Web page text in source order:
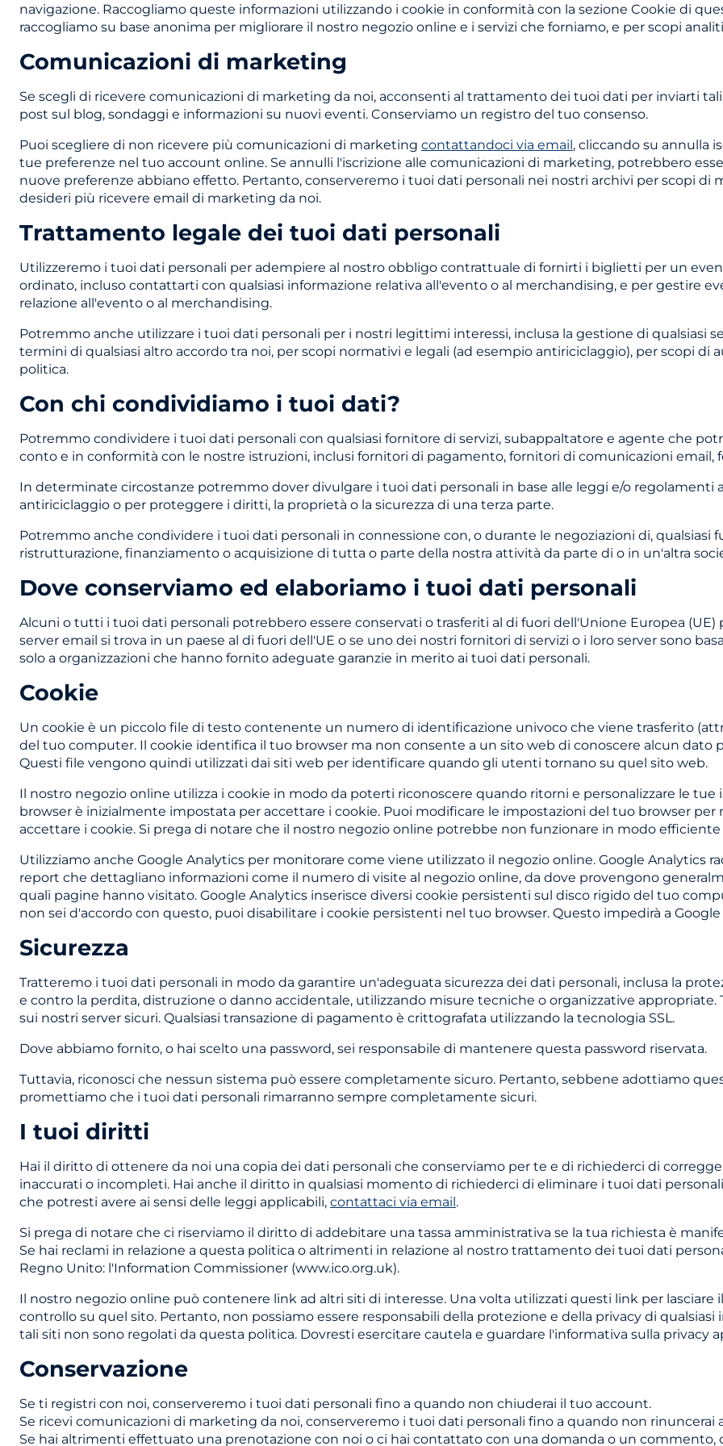
navigazione. Raccogliamo queste informazioni utilizzando i cookie in conformità con la sezione Cookie di
raccogliamo su base anonima per migliorare il nostro negozio online e i servizi che forniamo, e per scopi
Comunicazioni di marketing
Se scegli di ricevere comunicazioni di marketing da noi, acconsenti al trattamento dei tuoi dati per inviarti
post sul blog, sondaggi e informazioni su nuovi eventi. Conserviamo un registro del tuo consenso.
Puoi scegliere di non ricevere più comunicazioni di marketing contattandoci via email, cliccando su annulla
tue preferenze nel tuo account online. Se annulli l'iscrizione alle comunicazioni di marketing, potrebbero
nuove preferenze abbiano effetto. Pertanto, conserveremo i tuoi dati personali nei nostri archivi per scopi
desideri più ricevere email di marketing da noi.
Trattamento legale dei tuoi dati personali
Utilizzeremo i tuoi dati personali per adempiere al nostro obbligo contrattuale di fornirti i biglietti per un
ordinato, incluso contattarti con qualsiasi informazione relativa all'evento o al merchandising, e per gestire
relazione all'evento o al merchandising.
Potremmo anche utilizzare i tuoi dati personali per i nostri legittimi interessi, inclusa la gestione di qualsiasi
termini di qualsiasi altro accordo tra noi, per scopi normativi e legali (ad esempio antiriciclaggio), per scopi
politica.
Con chi condividiamo i tuoi dati?
Potremmo condividere i tuoi dati personali con qualsiasi fornitore di servizi, subappaltatore e agente che
conto e in conformità con le nostre istruzioni, inclusi fornitori di pagamento, fornitori di comunicazioni email,
In determinate circostanze potremmo dover divulgare i tuoi dati personali in base alle leggi e/o regolamenti
antiriciclaggio o per proteggere i diritti, la proprietà o la sicurezza di una terza parte.
Potremmo anche condividere i tuoi dati personali in connessione con, o durante le negoziazioni di, qualsiasi
ristrutturazione, finanziamento o acquisizione di tutta o parte della nostra attività da parte di o in un'altra
Dove conserviamo ed elaboriamo i tuoi dati personali
Alcuni o tutti i tuoi dati personali potrebbero essere conservati o trasferiti al di fuori dell'Unione Europea (UE)
server email si trova in un paese al di fuori dell'UE o se uno dei nostri fornitori di servizi o i loro server sono
solo a organizzazioni che hanno fornito adeguate garanzie in merito ai tuoi dati personali.
Cookie
Un cookie è un piccolo file di testo contenente un numero di identificazione univoco che viene trasferito
del tuo computer. Il cookie identifica il tuo browser ma non consente a un sito web di conoscere alcun dato
Questi file vengono quindi utilizzati dai siti web per identificare quando gli utenti tornano su quel sito web.
Il nostro negozio online utilizza i cookie in modo da poterti riconoscere quando ritorni e personalizzare le
browser è inizialmente impostata per accettare i cookie. Puoi modificare le impostazioni del tuo browser
accettare i cookie. Si prega di notare che il nostro negozio online potrebbe non funzionare in modo
Utilizziamo anche Google Analytics per monitorare come viene utilizzato il negozio online. Google Analytics
report che dettagliano informazioni come il numero di visite al negozio online, da dove provengono
quali pagine hanno visitato. Google Analytics inserisce diversi cookie persistenti sul disco rigido del tuo
non sei d'accordo con questo, puoi disabilitare i cookie persistenti nel tuo browser. Questo impedirà a
Sicurezza
Tratteremo i tuoi dati personali in modo da garantire un'adeguata sicurezza dei dati personali, inclusa la
e contro la perdita, distruzione o danno accidentale, utilizzando misure tecniche o organizzative
sui nostri server sicuri. Qualsiasi transazione di pagamento è crittografata utilizzando la tecnologia SSL.
Dove abbiamo fornito, o hai scelto una password, sei responsabile di mantenere questa password riservata.
Tuttavia, riconosci che nessun sistema può essere completamente sicuro. Pertanto, sebbene adottiamo
promettiamo che i tuoi dati personali rimarranno sempre completamente sicuri.
I tuoi diritti
Hai il diritto di ottenere da noi una copia dei dati personali che conserviamo per te e di richiederci di
inaccurati o incompleti. Hai anche il diritto in qualsiasi momento di richiederci di eliminare i tuoi dati
che potresti avere ai sensi delle leggi applicabili, contattaci via email.
Si prega di notare che ci riserviamo il diritto di addebitare una tassa amministrativa se la tua richiesta è
Se hai reclami in relazione a questa politica o altrimenti in relazione al nostro trattamento dei tuoi dati
Regno Unito: l'Information Commissioner (www.ico.org.uk).
Il nostro negozio online può contenere link ad altri siti di interesse. Una volta utilizzati questi link per
controllo su quel sito. Pertanto, non possiamo essere responsabili della protezione e della privacy di
tali siti non sono regolati da questa politica. Dovresti esercitare cautela e guardare l'informativa sulla privacy
Conservazione
Se ti registri con noi, conserveremo i tuoi dati personali fino a quando non chiuderai il tuo account.
Se ricevi comunicazioni di marketing da noi, conserveremo i tuoi dati personali fino a quando non rinuncerai
Se hai altrimenti effettuato una prenotazione con noi o ci hai contattato con una domanda o un